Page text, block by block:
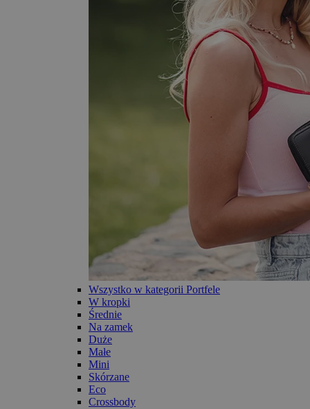
Wszystko w kategorii Portfele
W kropki
Średnie
Na zamek
Duże
Małe
Mini
Skórzane
Eco
Crossbody